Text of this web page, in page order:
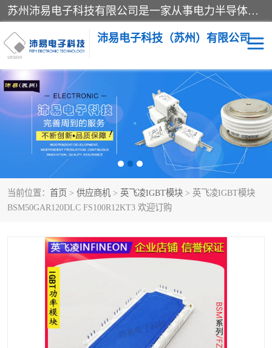
苏州沛易电子科技有限公司是一家从事电力半导体器件和电子元器件的专业代理及分销商，产品包括：IGBT模块、IPM模块、PIM模块、二极管、三极管、可控硅、整流桥、IGBT单管、IGBT电路驱动板、GTR达林顿模块、快恢复二极管、肖特基二极管、熔断器、IC集成电路、快速熔断器等。
沛易电子科技（苏州）有限公司
当前位置： 首页 > 供应商机 > 英飞凌IGBT模块 > 英飞凌IGBT模块
BSM50GAR120DLC FS100R12KT3 欢迎订购
西门康 英飞凌
快恢复二极管 英飞凌IGBT模块
英飞凌可控硅模块 IXYS艾赛斯可控硅
SEMIKRON西门康IGBT SEMIKRON西门康可控硅
器
MOS管场效应管 晶闸管